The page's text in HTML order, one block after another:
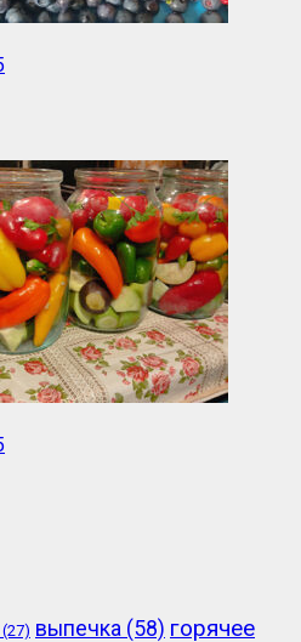
(27) выпечка (58) горячее